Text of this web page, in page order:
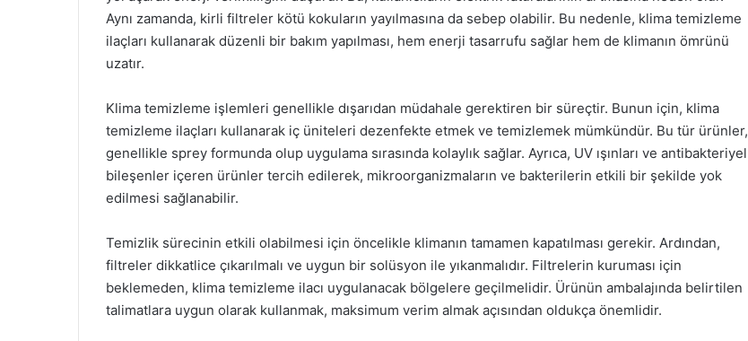
Aynı zamanda, kirli filtreler kötü kokuların yayılmasına da sebep olabilir. Bu nedenle, klima temizleme
ilaçları kullanarak düzenli bir bakım yapılması, hem enerji tasarrufu sağlar hem de klimanın ömrünü
uzatır.
Klima temizleme işlemleri genellikle dışarıdan müdahale gerektiren bir süreçtir. Bunun için, klima
temizleme ilaçları kullanarak iç üniteleri dezenfekte etmek ve temizlemek mümkündür. Bu tür ürünler,
genellikle sprey formunda olup uygulama sırasında kolaylık sağlar. Ayrıca, UV ışınları ve antibakteriyel
bileşenler içeren ürünler tercih edilerek, mikroorganizmaların ve bakterilerin etkili bir şekilde yok
edilmesi sağlanabilir.
Temizlik sürecinin etkili olabilmesi için öncelikle klimanın tamamen kapatılması gerekir. Ardından,
filtreler dikkatlice çıkarılmalı ve uygun bir solüsyon ile yıkanmalıdır. Filtrelerin kuruması için
beklemeden, klima temizleme ilacı uygulanacak bölgelere geçilmelidir. Ürünün ambalajında belirtilen
talimatlara uygun olarak kullanmak, maksimum verim almak açısından oldukça önemlidir.